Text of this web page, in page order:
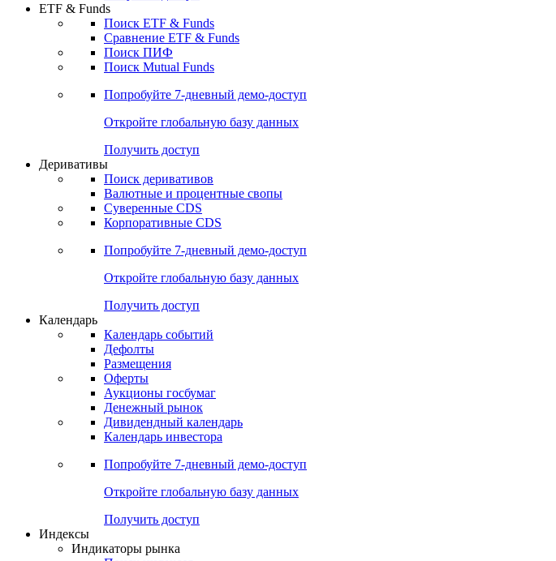
Откройте глобальную базу данных
Получить доступ
ETF & Funds
Поиск ETF & Funds
Сравнение ETF & Funds
Поиск ПИФ
Поиск Mutual Funds
Попробуйте7-дневный
Откройте глобальную базу данных
Получить доступ
Деривативы
Поиск деривативов
Валютные и процентные свопы
Суверенные CDS
Корпоративные CDS
Попробуйте7-дневный
Откройте глобальную базу данных
Получить доступ
Календарь
Календарь событий
Дефолты
Размещения
Оферты
Аукционы госбумаг
Денежный рынок
Дивидендный календарь
Календарь инвестора
Попробуйте7-дневный